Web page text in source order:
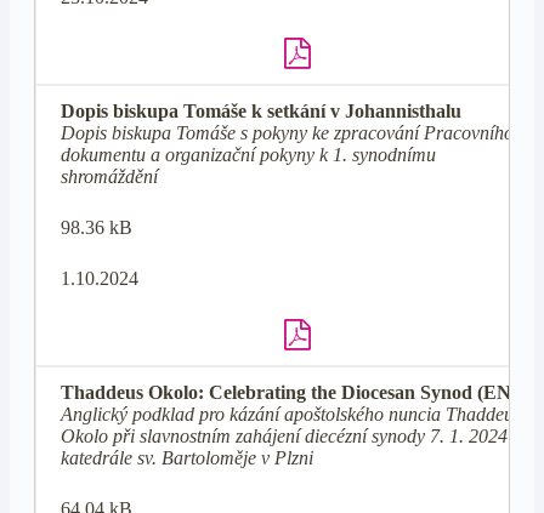
Dopis biskupa Tomáše k setkání v Johannisthalu
Dopis biskupa Tomáše s pokyny ke zpracování Pracovního
dokumentu a organizační pokyny k 1. synodnímu
shromáždění
98.36 kB
1.10.2024
Thaddeus Okolo: Celebrating the Diocesan Synod (EN)
Anglický podklad pro kázání apoštolského nuncia Thaddeuse
Okolo při slavnostním zahájení diecézní synody 7. 1. 2024 v
katedrále sv. Bartoloměje v Plzni
64.04 kB